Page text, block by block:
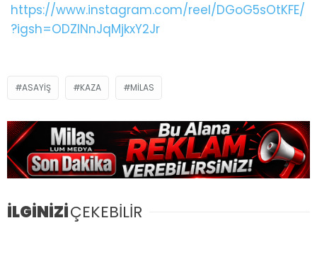
https://www.instagram.com/reel/DGoG5sOtKFE/
?igsh=ODZlNnJqMjkxY2Jr
ASAYIŞ KAZA MILAS
İLGİNİZİÇEKEBİLİR